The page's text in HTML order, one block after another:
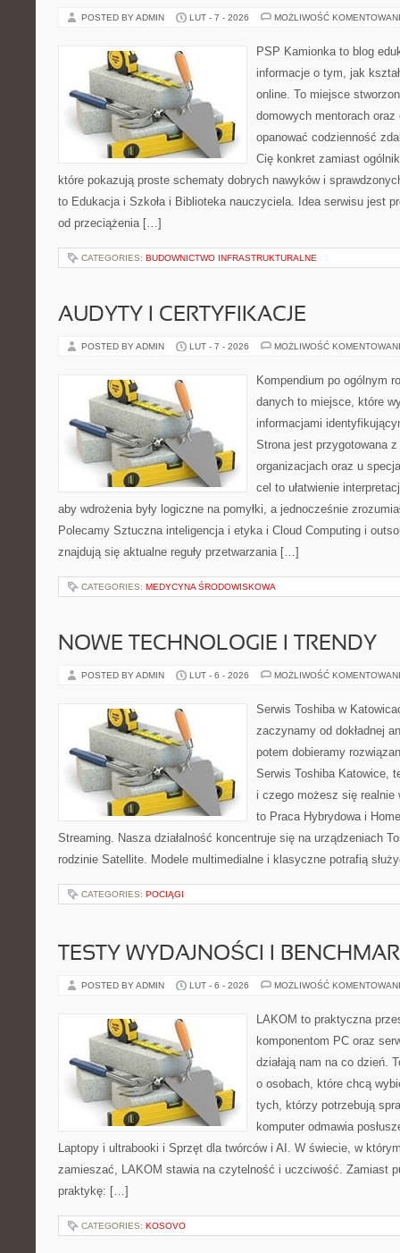
POSTED BY ADMIN LUT - 7 - 2026 MOŻLIWOŚĆ
PSP Kamionka to blog
informacje o tym, jak
online. To miejsce
domowych mentorach
opanować codzienność
Cię konkret zamiast
które pokazują proste schematy dobrych nawyków i
to Edukacja i Szkoła i Biblioteka nauczyciela. Idea serwisu jest
od przeciążenia […]
CATEGORIES: BUDOWNICTWO INFRASTRUKTURALNE
AUDYTY I CERTYFIKACJE
POSTED BY ADMIN LUT - 7 - 2026 MOŻLIWOŚĆ
Kompendium po ogólnym
danych to miejsce, które
informacjami
Strona jest przygotowana
organizacjach oraz u
cel to ułatwienie
aby wdrożenia były logiczne na pomyłki, a jednocześnie
Polecamy Sztuczna inteligencja i etyka i Cloud Computing i
znajdują się aktualne reguły przetwarzania […]
CATEGORIES: MEDYCYNA ŚRODOWISKOWA
NOWE TECHNOLOGIE I TRENDY
POSTED BY ADMIN LUT - 6 - 2026 MOŻLIWOŚĆ
Serwis Toshiba w
zaczynamy od dokładnej
potem dobieramy
Serwis Toshiba Katowice,
i czego możesz się realnie
to Praca Hybrydowa i
Streaming. Nasza działalność koncentruje się na urządzeniach
rodzinie Satellite. Modele multimedialne i klasyczne potrafią
CATEGORIES: POCIĄGI
TESTY WYDAJNOŚCI I
POSTED BY ADMIN LUT - 6 - 2026 MOŻLIWOŚĆ
LAKOM to praktyczna
komponentom PC oraz
działają nam na co dzień.
o osobach, które chcą
tych, którzy potrzebują
komputer odmawia
Laptopy i ultrabooki i Sprzęt dla twórców i AI. W świecie, w
zamieszać, LAKOM stawia na czytelność i uczciwość. Zamiast
praktykę: […]
CATEGORIES: KOSOVO